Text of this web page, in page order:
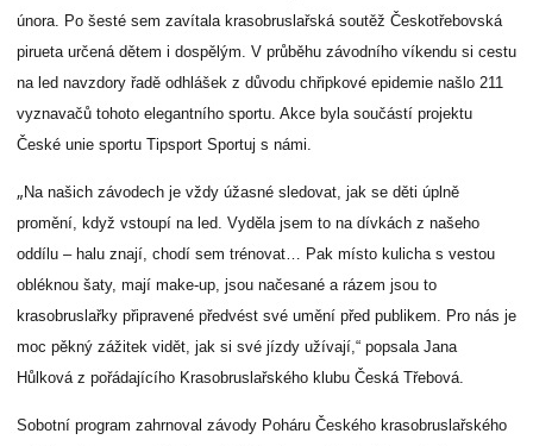
února. Po šesté sem zavítala krasobruslařská soutěž Českotřebovská
pirueta určená dětem i dospělým. V průběhu závodního víkendu si cestu
na led navzdory řadě odhlášek z důvodu chřipkové epidemie našlo 211
vyznavačů tohoto elegantního sportu. Akce byla součástí projektu
České unie sportu Tipsport Sportuj s námi.
„Na našich závodech je vždy úžasné sledovat, jak se děti úplně
promění, když vstoupí na led. Vyděla jsem to na dívkách z našeho
oddílu – halu znají, chodí sem trénovat… Pak místo kulicha s vestou
obléknou šaty, mají make-up, jsou načesané a rázem jsou to
krasobruslařky připravené předvést své umění před publikem. Pro nás je
moc pěkný zážitek vidět, jak si své jízdy užívají,“ popsala Jana
Hůlková z pořádajícího Krasobruslařského klubu Česká Třebová.
Sobotní program zahrnoval závody Poháru Českého krasobruslařského